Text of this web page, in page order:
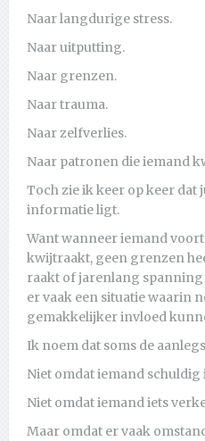
Naar langdurige stress.
Naar uitputting.
Naar grenzen.
Naar trauma.
Naar zelfverlies.
Naar patronen die iemand
Toch zie ik keer op keer dat
informatie ligt.
Want wanneer iemand
kwijtraakt, geen grenzen
raakt of jarenlang
er vaak een situatie waarin
gemakkelijker invloed
Ik noem dat soms de
Niet omdat iemand schuldig
Niet omdat iemand iets
Maar omdat er vaak